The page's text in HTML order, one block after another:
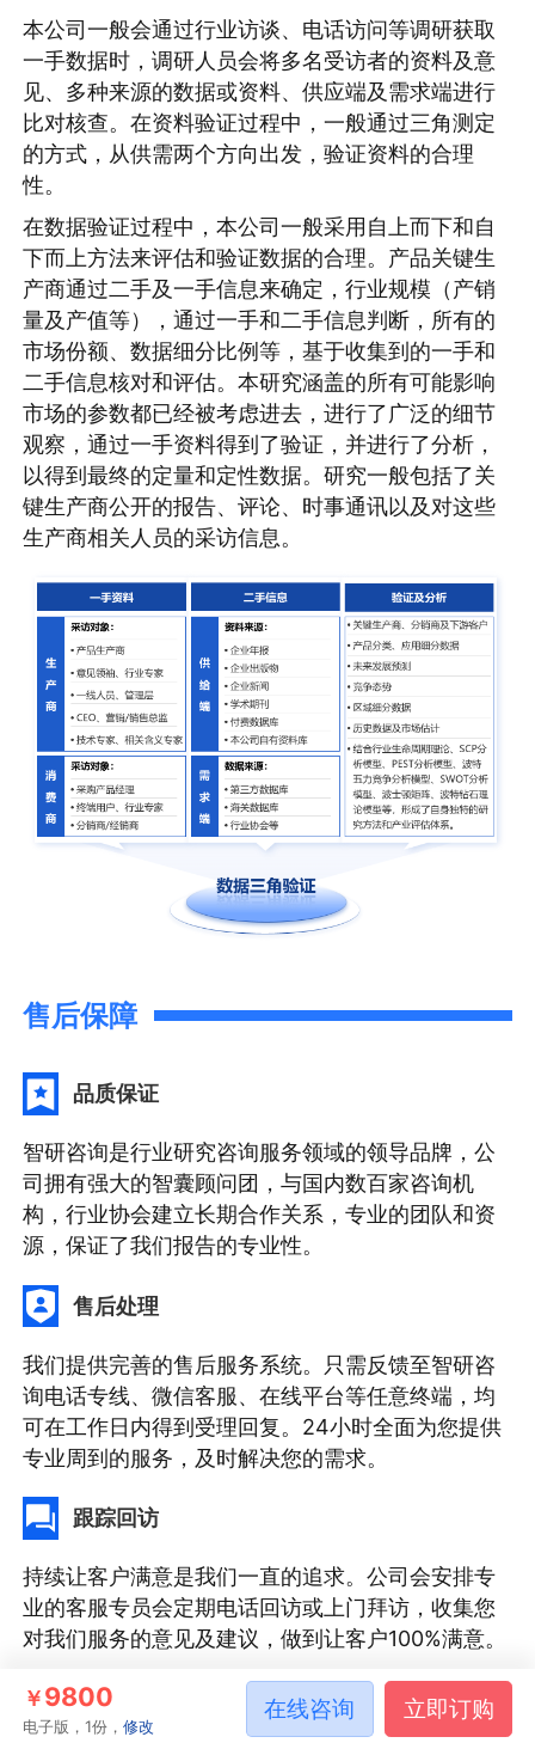
本公司一般会通过行业访谈、电话访问等调研获取
一手数据时，调研人员会将多名受访者的资料及意
见、多种来源的数据或资料、供应端及需求端进行
比对核查。在资料验证过程中，一般通过三角测定
的方式，从供需两个方向出发，验证资料的合理
性。
在数据验证过程中，本公司一般采用自上而下和自
下而上方法来评估和验证数据的合理。产品关键生
产商通过二手及一手信息来确定，行业规模（产销
量及产值等），通过一手和二手信息判断，所有的
市场份额、数据细分比例等，基于收集到的一手和
二手信息核对和评估。本研究涵盖的所有可能影响
市场的参数都已经被考虑进去，进行了广泛的细节
观察，通过一手资料得到了验证，并进行了分析，
以得到最终的定量和定性数据。研究一般包括了关
键生产商公开的报告、评论、时事通讯以及对这些
生产商相关人员的采访信息。
售后保障
品质保证
智研咨询是行业研究咨询服务领域的领导品牌，公
司拥有强大的智囊顾问团，与国内数百家咨询机
构，行业协会建立长期合作关系，专业的团队和资
源，保证了我们报告的专业性。
售后处理
我们提供完善的售后服务系统。只需反馈至智研咨
询电话专线、微信客服、在线平台等任意终端，均
可在工作日内得到受理回复。24小时全面为您提供
专业周到的服务，及时解决您的需求。
跟踪回访
持续让客户满意是我们一直的追求。公司会安排专
业的客服专员会定期电话回访或上门拜访，收集您
对我们服务的意见及建议，做到让客户100%满意。
如果您有其他需求，请点击 定制服务咨询
￥9800
电子版，1份，修改
在线咨询 立即订购